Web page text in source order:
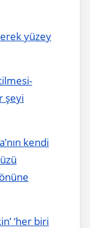
yüzey
şeyi
kendi